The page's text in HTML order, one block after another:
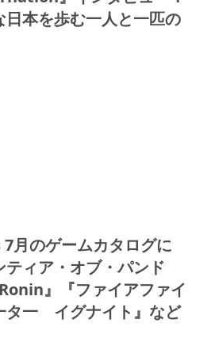
本を歩む一人と一匹の
のゲームカタログに
ティア・オブ・パンド
』『ファイアファイ
タ一 イグナイト』など